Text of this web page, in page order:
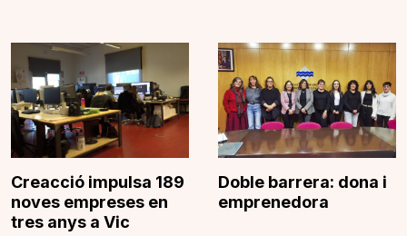
Creacció impulsa 189
noves empreses en
tres anys a Vic
Doble barrera: dona i
emprenedora